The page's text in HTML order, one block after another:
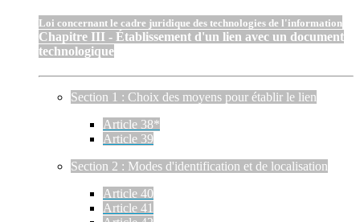
Loi concernant le cadre juridique des technologies de l'information
Chapitre III - Établissement d'un lien avec un document
technologique
Section 1 : Choix des moyens pour établir le lien
Article 38*
Article 39
Section 2 : Modes d'identification et de localisation
Article 40
Article 41